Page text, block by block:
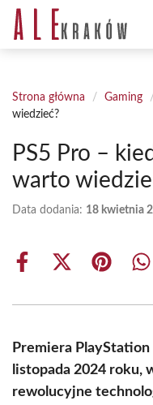
Przejdź
treści
Strona główna / Gaming /
wiedzieć?
PS5 Pro –
warto
Data dodania: 18 kwietnia
Share
Share
(Twitter)
Share
Premiera PlayStation
listopada 2024 roku,
rewolucyjne